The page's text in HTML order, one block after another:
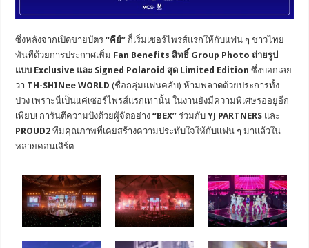
ซึ่งหลังจากเปิดขายบัตร“คีย์” ก็เริ่มเซอร์ไพรส์แรกให้กับแฟน ๆ ชาวไทย
ทันทีด้วยการประกาศเพิ่ม Fan Benefits สิทธิ์ Group Photo ถ่ายรูป
แบบ Exclusive และ Signed Polaroid สุด Limited Edition ซึ่งบอกเลย
ว่า TH-SHINee WORLD (ชื่อกลุ่มแฟนคลับ) ห้ามพลาดด้วยประการทั้ง
ปวง เพราะนี่เป็นแค่เซอร์ไพรส์แรกเท่านั้น ในงานยังมีความพิเศษรออยู่อีก
เพียบ! การันตีความปังด้วยผู้จัดอย่าง“BEX” ร่วมกับYJ PARTNERS และ
PROUD2 ทีมคุณภาพที่เคยสร้างความประทับใจให้กับแฟน ๆ มาแล้วใน
หลายคอนเสิร์ต